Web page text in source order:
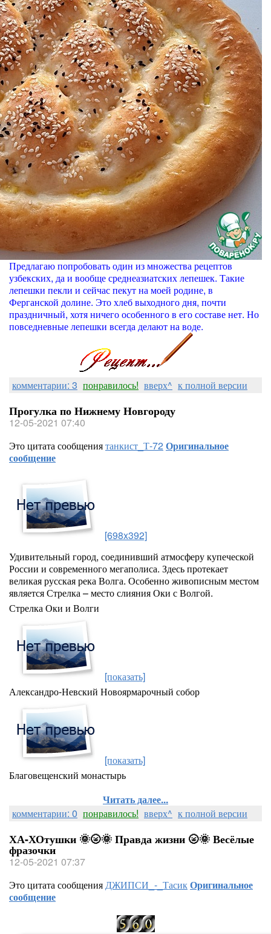
Предлагаю попробовать один из множества рецептов
узбекских, да и вообще среднеазиатских лепешек. Такие
лепешки пекли и сейчас пекут на моей родине, в
Ферганской долине. Это хлеб выходного дня, почти
праздничный, хотя ничего особенного в его составе нет. Но
повседневные лепешки всегда делают на воде.
комментарии: 3 понравилось! вверх^ к полной версии
Прогулка по Нижнему Новгороду
12-05-2021 07:40
Это цитата сообщениятанкист_Т-72Оригинальное
сообщение
[698x392]
Удивительный город, соединивший атмосферу купеческой
России и современного мегаполиса. Здесь протекает
великая русская река Волга. Особенно живописным местом
является Стрелка – место слияния Оки с Волгой.
Стрелка Оки и Волги
[показать]
Александро-Невский Новоярмарочный собор
[показать]
Благовещенский монастырь
Читать далее...
комментарии: 0 понравилось! вверх^ к полной версии
ХА-ХОтушки 🌞🌝🌞 Правда жизни 🌝🌞 Весёлые
фразочки
12-05-2021 07:37
Это цитата сообщенияДЖИПСИ_-_ТасикОригинальное
сообщение